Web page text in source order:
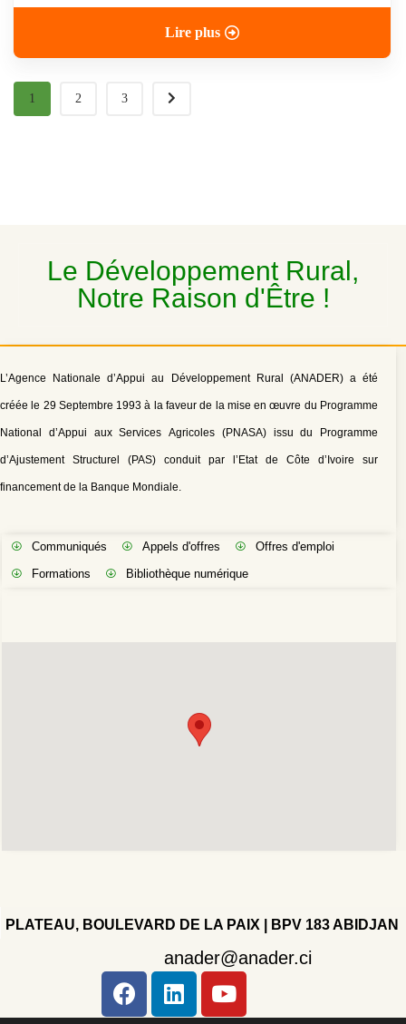
Lire plus
1 2 3
Le Développement Rural,
Notre Raison d'Être !
L’Agence Nationale d’Appui au Développement Rural (ANADER) a été
créée le 29 Septembre 1993 à la faveur de la mise en œuvre du Programme
National d’Appui aux Services Agricoles (PNASA) issu du Programme
d’Ajustement Structurel (PAS) conduit par l’Etat de Côte d’Ivoire sur
financement de la Banque Mondiale.
Communiqués Appels d'offres
Offres d'emploi
Formations
Bibliothèque numérique
PLATEAU, BOULEVARD DE LA PAIX | BPV 183 ABIDJAN
anader@anader.ci
Copyright 2022 - Company - All rights reserved. Powered